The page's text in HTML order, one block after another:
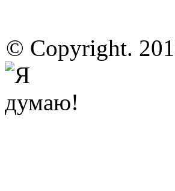
© Copyright.